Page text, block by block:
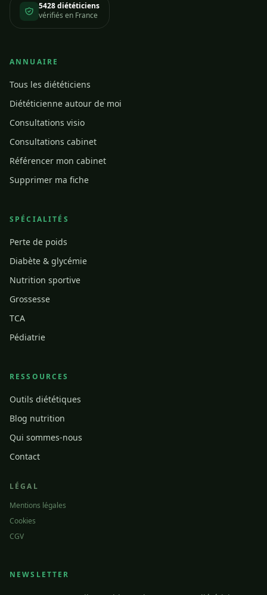
5428 diététiciens
vérifiés en France
ANNUAIRE
Tous les diététiciens
Diététicienne autour de moi
Consultations visio
Consultations cabinet
Référencer mon cabinet
Supprimer ma fiche
SPÉCIALITÉS
Perte de poids
Diabète & glycémie
Nutrition sportive
Grossesse
TCA
Pédiatrie
RESSOURCES
Outils diététiques
Blog nutrition
Qui sommes-nous
Contact
LÉGAL
Mentions légales
Cookies
CGV
NEWSLETTER